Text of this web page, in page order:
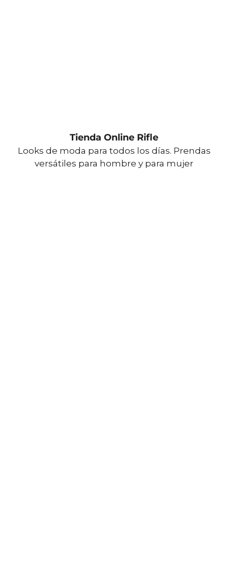
Tienda Online Rifle
Looks de moda para todos los días. Prendas
versátiles para hombre y para mujer